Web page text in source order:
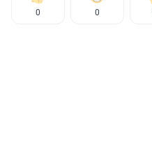
0 0